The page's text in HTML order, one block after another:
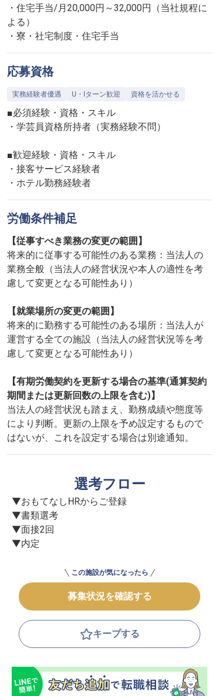
・住宅手当/月20,000円～32,000円（当社規程に
よる）
・寮・社宅制度・住宅手当
応募資格
実務経験者優遇 U・Iターン歓迎 資格を活かせる
■必須経験・資格・スキル
・学芸員資格所持者（実務経験不問）
■歓迎経験・資格・スキル
・接客サービス経験者
・ホテル勤務経験者
労働条件補足
【従事すべき業務の変更の範囲】
将来的に従事する可能性のある業務：当法人の
業務全般（当法人の経営状況や本人の適性を考
慮して変更となる可能性あり）
【就業場所の変更の範囲】
将来的に勤務する可能性のある場所：当法人が
運営する全ての施設（当法人の経営状況等を考
慮して変更となる可能性あり）
【有期労働契約を更新する場合の基準(通算契約
期間または更新回数の上限を含む)】
当法人の経営状況も踏まえ、勤務成績や態度等
により判断。更新の上限を予め設定するもので
はないが、これを設定する場合は別途通知。
選考フロー
▼おもてなしHRからご登録
▼書類選考
▼面接2回
▼内定
この施設が気になったら
募集状況を確認する
キープする